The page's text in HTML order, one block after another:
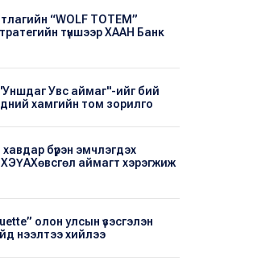
“WOLF TOTEM”
түншээр ХААН Банк
Увс аймаг"-ийг бий
хамгийн том зорилго
хавдар бүрэн эмчлэгдэх
аймагт хэрэгжиж
олон улсын үзэсгэлэн
нээлтээ хийлээ